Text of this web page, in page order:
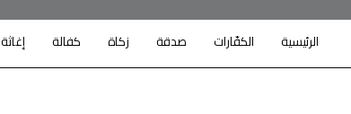
الرئيسية الكفّارات صدقة زكاة كفالة إغاثة